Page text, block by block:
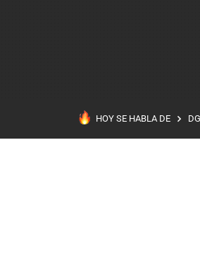
HOY SE HABLA DE